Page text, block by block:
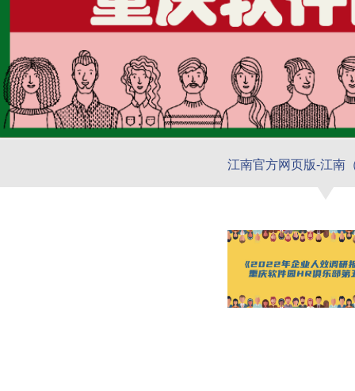
江南官方网页版-江南